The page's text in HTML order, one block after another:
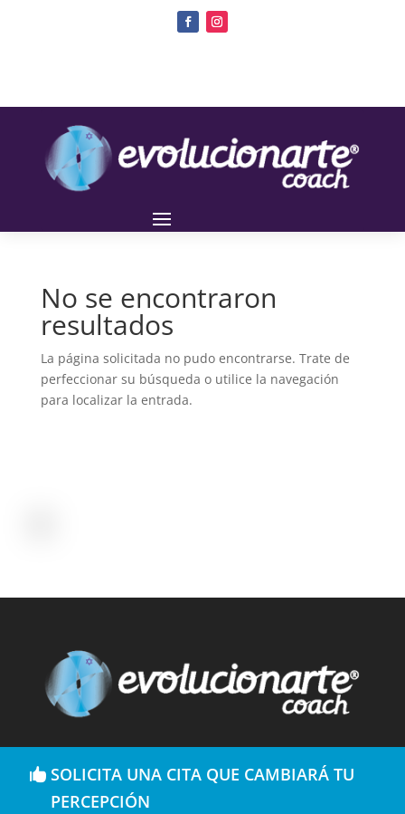
No se encontraron
resultados
La página solicitada no pudo encontrarse. Trate de
perfeccionar su búsqueda o utilice la navegación
para localizar la entrada.
SOLICITA UNA CITA QUE CAMBIARÁ TU
PERCEPCIÓN